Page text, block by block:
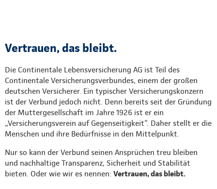
Vertrauen, das bleibt.
Die Continentale Lebensversicherung AG ist Teil des
Continentale Versicherungsverbundes, einem der großen
deutschen Versicherer. Ein typischer Versicherungskonzern
ist der Verbund jedoch nicht. Denn bereits seit der Gründung
der Muttergesellschaft im Jahre 1926 ist er ein
„Versicherungsverein auf Gegenseitigkeit”. Daher stellt er die
Menschen und ihre Bedürfnisse in den Mittelpunkt.
Nur so kann der Verbund seinen Ansprüchen treu bleiben
und nachhaltige Transparenz, Sicherheit und Stabilität
bieten. Oder wie wir es nennen: Vertrauen, das bleibt.